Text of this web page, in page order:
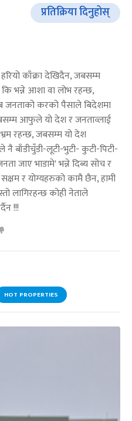
प्रतिक्रिया दिनुहोस्
काँक्रा देखिदैन, जबसम्म
भन्ने आशा वा लोभ रहन्छ,
जनताको करको पैसाले बिदेशमा
आफुले यो देश र जनताव्लाई
रहन्छ, जबसम्म यो देश
नै बाँडीचुँडी-लूटी-भुटी- कुटी-पिटी-
जाए भाडामे' भन्ने दिब्य सोच र
र योग्यहरुको कामै छैन, हामी
लागिरहन्छ कोही नेताले
!!!
HOT PROPERTIES